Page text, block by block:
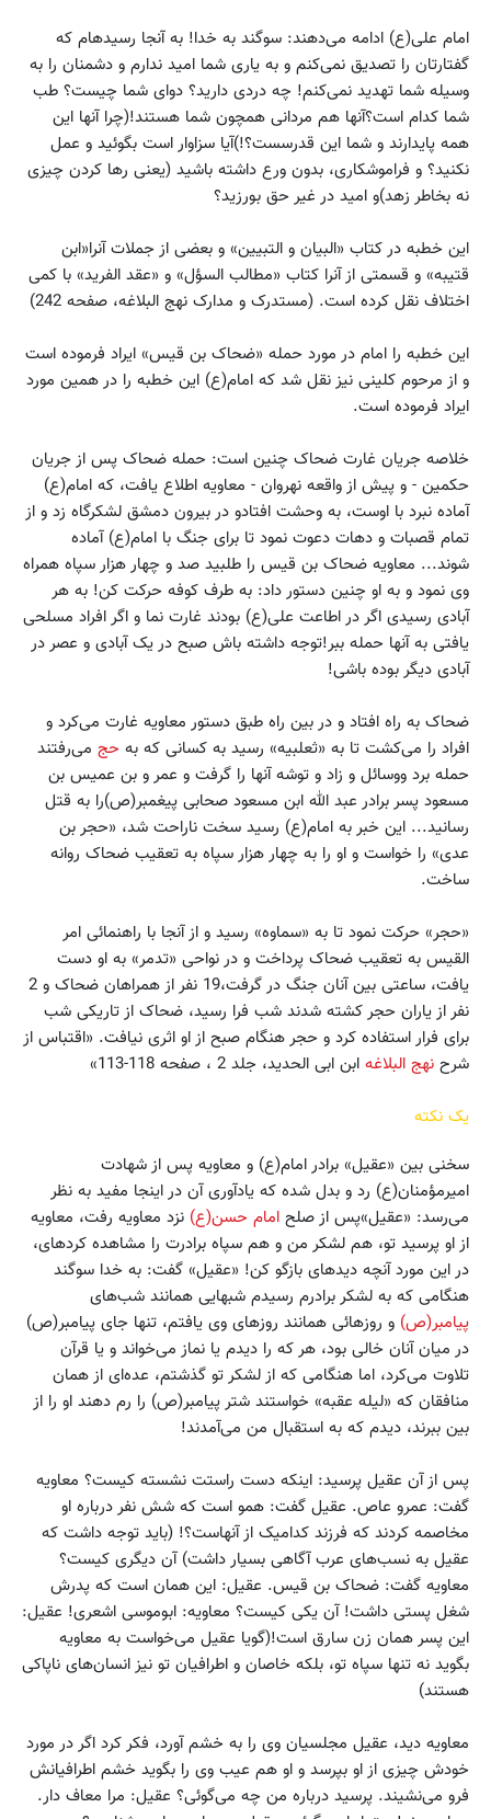
امام علی(ع) ادامه می‌دهند: سوگند به خدا! به آنجا رسیده‏ام که
گفتارتان را تصدیق نمی‌کنم و به یارى شما امید ندارم ‏و دشمنان را به
وسیله شما تهدید نمی‌کنم! چه دردى دارید؟ دواى شما چیست؟ طب
شما کدام است؟آنها هم مردانى همچون شما هستند!(چرا آنها این
همه پایدارند و شما این قدرسست؟!)آیا سزاوار است ‏بگوئید و عمل
نکنید؟ و فراموشکارى، بدون ورع داشته باشید (یعنى رها کردن چیزى
نه بخاطر زهد)و امید در غیر حق بورزید؟
این خطبه در کتاب‏ «البیان و التبیین‏» و بعضى از جملات آنرا«ابن
‏قتیبه‏» و قسمتى از آنرا کتاب «مطالب السؤل» و «عقد الفرید» با کمى
اختلاف‏ نقل کرده است. (مستدرک و مدارک نهج البلاغه، صفحه 242)
این خطبه را امام در مورد حمله ‏«ضحاک بن قیس‏» ایراد فرموده ‏است
و از مرحوم کلینى نیز نقل شد که امام(ع) این خطبه را در همین مورد
ایراد فرموده است.
خلاصه جریان غارت ضحاک چنین است: حمله ضحاک ‏پس از جریان
حکمین - و پیش از واقعه نهروان - معاویه اطلاع یافت، که امام(ع)
آماده نبرد با اوست، به وحشت افتادو در بیرون دمشق لشکرگاه زد و از
تمام قصبات و دهات دعوت نمود تا براى جنگ با امام(ع) آماده
شوند... معاویه ضحاک بن قیس را طلبید صد و چهار هزار سپاه همراه
وى نمود و به او چنین دستور داد: به طرف کوفه حرکت کن! به هر
آبادى رسیدى اگر در اطاعت على(ع) بودند غارت نما و اگر افراد مسلحى
یافتى به آنها حمله ببر!توجه داشته باش ‏صبح در یک آبادى و عصر در
آبادى دیگر بوده باشى!
ضحاک به راه افتاد و در بین راه طبق دستور معاویه غارت می‌کرد و
افراد را می‌کشت تا به‏ «ثعلبیه‏» رسید به کسانى که به حج می‌رفتند
حمله برد ووسائل و زاد و توشه آنها را گرفت و عمر و بن عمیس بن
مسعود پسر برادر عبد الله ‏ابن مسعود صحابى پیغمبر(ص)را به قتل
رسانید... این خبر به امام(ع) رسید سخت ناراحت ‏شد، «حجر بن
عدى‏» را خواست و او را به چهار هزار سپاه به تعقیب ضحاک روانه
ساخت.
«حجر» حرکت نمود تا به‏ «سماوه‏» رسید و از آنجا با راهنمائى امر
القیس ‏به تعقیب ضحاک پرداخت و در نواحى ‏«تدمر» به او دست
‏یافت، ساعتى بین ‏آنان جنگ در گرفت،19 نفر از همراهان ضحاک و 2
نفر از یاران حجر کشته شدند شب فرا رسید، ضحاک از تاریکى شب
براى فرار استفاده کرد و حجر هنگام صبح از او اثرى نیافت. «اقتباس از
شرح نهج البلاغه ابن ابى الحدید، جلد 2 ، صفحه ‏113-118»
یک نکته
سخنى بین ‏«عقیل‏» برادر امام(ع) و معاویه پس از شهادت
امیرمؤمنان(ع) رد و بدل شده که یادآورى آن در اینجا مفید به نظر
می‌رسد: «عقیل‏»پس از صلح امام حسن(ع) نزد معاویه رفت، معاویه
از او پرسید تو، هم لشکر من و هم سپاه برادرت را مشاهده کرده‏اى،
در این مورد آنچه ‏دیده‏اى بازگو کن! «عقیل‏» گفت: به خدا سوگند
هنگامی که به لشکر برادرم رسیدم شبهایى ‏همانند شب‌هاى
پیامبر(ص) و روزهائى همانند روزهاى وى یافتم، تنها جاى ‏پیامبر(ص)
در میان آنان خالى بود، هر که را دیدم یا نماز می‌خواند و یا قرآن
‏تلاوت می‌کرد، اما هنگامی که از لشکر تو گذشتم، عده‌‏اى از همان
منافقان که ‏«لیله عقبه‏» خواستند شتر پیامبر(ص) را رم دهند او را از
بین ببرند، دیدم که به استقبال من ‏می‌آمدند!
پس از آن عقیل پرسید: اینکه دست راستت نشسته کیست؟ معاویه
گفت: عمرو عاص‏. عقیل گفت: همو است که شش نفر درباره او
مخاصمه کردند که فرزند کدامیک از آنهاست؟! (باید توجه داشت که
عقیل به نسب‏‌هاى عرب آگاهى بسیار داشت) آن دیگرى کیست؟
معاویه گفت: ضحاک بن قیس‏. عقیل: این همان است که پدرش
شغل پستى داشت! آن یکى کیست؟ معاویه: ابوموسى اشعرى! عقیل:
این پسر همان زن سارق است!(گویا عقیل می‌خواست ‏به معاویه
بگوید نه تنها سپاه تو، بلکه خاصان و اطرافیان ‏تو نیز انسان‌هاى ناپاکى
هستند)
معاویه دید، عقیل مجلسیان وى را به خشم آورد، فکر کرد اگر در مورد
خودش چیزى از او بپرسد و او هم عیب وى را بگوید خشم اطرافیانش
فرو می‌نشیند. پرسید درباره من چه می‌گوئى؟ عقیل: مرا معاف دار.